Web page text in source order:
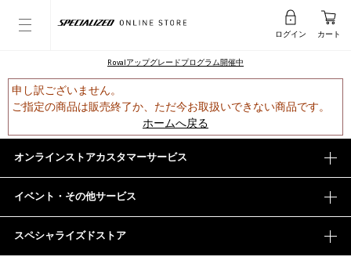
ログイン カート
Rovalアップグレードプログラム開催中
申し訳ございません。
ご指定の商品は販売終了か、ただ今お取扱いできない商品です。
ホームへ戻る
オンラインストアカスタマーサービス
イベント・その他サービス
スペシャライズドストア